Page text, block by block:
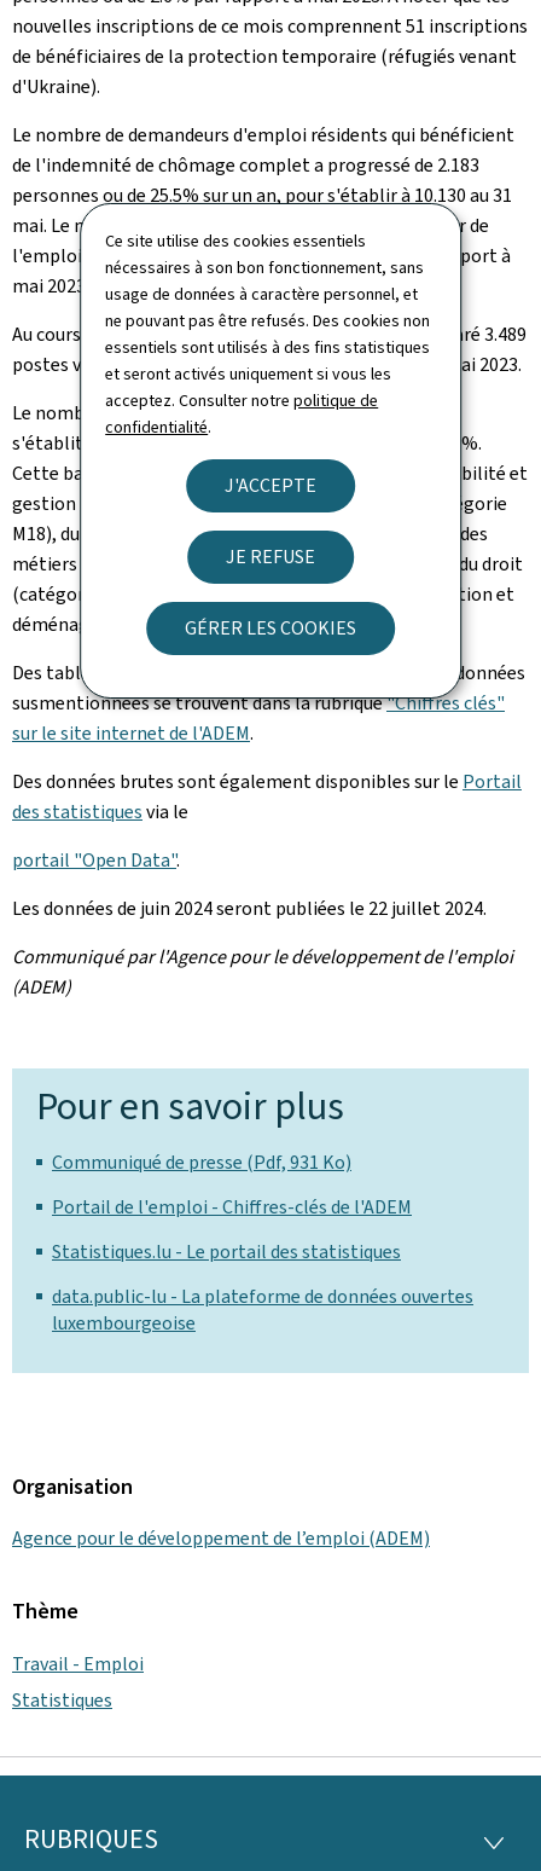
Ce site utilise des cookies essentiels
nécessaires à son bon fonctionnement, sans
usage de données à caractère personnel, et
ne pouvant pas être refusés. Des cookies non
essentiels sont utilisés à des fins statistiques
et seront activés uniquement si vous les
acceptez. Consulter notrepolitique de
confidentialité.
J'ACCEPTE
JE REFUSE
GÉRER LES COOKIES
nouvelles inscriptions de ce mois comprennent 51 inscriptions
de bénéficiaires de la protection temporaire (réfugiés venant
d'Ukraine).
Le nombre de demandeurs d'emploi résidents qui bénéficient
de l'indemnité de chômage complet a progressé de 2.183
personnes ou de 25.5% sur un an, pour s'établir à 10.130 au 31
mai. Le nombre de bénéficiaires d'une mesure en faveur de
l'emploi s'établit à 4.536 en progression de 7% par rapport à
mai 2023.
Au cours du mois de mai 2024, les employeurs ont déclaré 3.489
postes vacants à l'ADEM, nombre similaire à celui de mai 2023.
Le nombre total de postes disponibles à la fin du mois
s'établit à 8.025 au 31 mai. Le recul sur un an est de 17.1%.
Cette baisse impacte surtout les métiers de la comptabilité et
gestion (catégorie ROME M12), de l'informatique (catégorie
M18), du secteur financier et immobilier (catégorie C), des
métiers du second oeuvre (catégorie F16), des métiers du droit
(catégorie K19), des métiers du magasinage, manutention et
déménagement (catégorie N11).
Des tableaux interactifs plus détaillés portant sur les données
susmentionnées se trouvent dans la rubrique"Chiffres clés"
sur le site internet de l'ADEM.
Des données brutes sont également disponibles sur le Portail
des statistiquesvia le
portail "Open Data".
Les données de juin 2024 seront publiées le 22 juillet 2024.
Communiqué par l'Agence pour le développement de l'emploi
(ADEM)
Pour en savoir plus
Communiqué de presse (Pdf, 931 Ko)
Portail de l'emploi - Chiffres-clés de l'ADEM
Statistiques.lu - Le portail des statistiques
data.public-lu - La plateforme de données ouvertes
luxembourgeoise
Organisation
Agence pour le développement de l’emploi (ADEM)
Thème
Travail - Emploi
Statistiques
Pied
RUBRIQUES